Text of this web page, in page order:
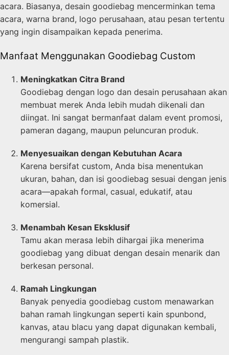
acara. Biasanya, desain goodiebag mencerminkan tema
acara, warna brand, logo perusahaan, atau pesan tertentu
yang ingin disampaikan kepada penerima.
Manfaat Menggunakan Goodiebag Custom
Meningkatkan Citra Brand
Goodiebag dengan logo dan desain perusahaan akan
membuat merek Anda lebih mudah dikenali dan
diingat. Ini sangat bermanfaat dalam event promosi,
pameran dagang, maupun peluncuran produk.
Menyesuaikan dengan Kebutuhan Acara
Karena bersifat custom, Anda bisa menentukan
ukuran, bahan, dan isi goodiebag sesuai dengan jenis
acara—apakah formal, casual, edukatif, atau
komersial.
Menambah Kesan Eksklusif
Tamu akan merasa lebih dihargai jika menerima
goodiebag yang dibuat dengan desain menarik dan
berkesan personal.
Ramah Lingkungan
Banyak penyedia goodiebag custom menawarkan
bahan ramah lingkungan seperti kain spunbond,
kanvas, atau blacu yang dapat digunakan kembali,
mengurangi sampah plastik.